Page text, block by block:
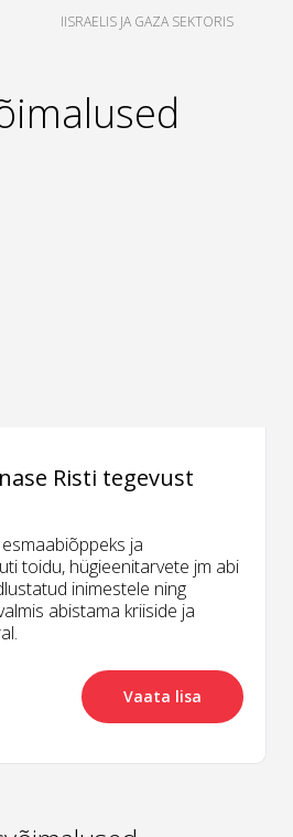
IISRAELIS JA GAZA SEKTORIS
Risti tegevust
ja
toidu, hügieenitarvete jm abi
inimestele ning
abistama kriiside ja
Vaata lisa